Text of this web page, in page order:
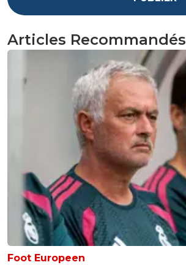
Articles Recommandés
Foot Europeen